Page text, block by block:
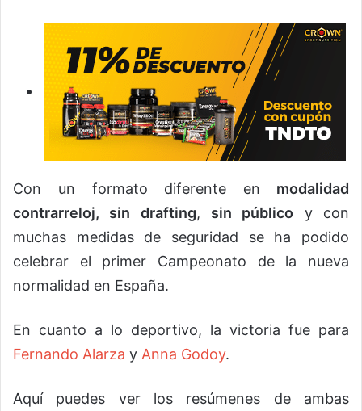
Con un formato diferente en modalidad
contrarreloj, sin drafting, sin público y con
muchas medidas de seguridad se ha podido
celebrar el primer Campeonato de la nueva
normalidad en España.
En cuanto a lo deportivo, la victoria fue para
Fernando Alarza y Anna Godoy.
Aquí puedes ver los resúmenes de ambas